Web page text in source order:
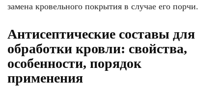
замена кровельного покрытия в случае его порчи.
Антисептические составы для
обработки кровли: свойства,
особенности, порядок
применения